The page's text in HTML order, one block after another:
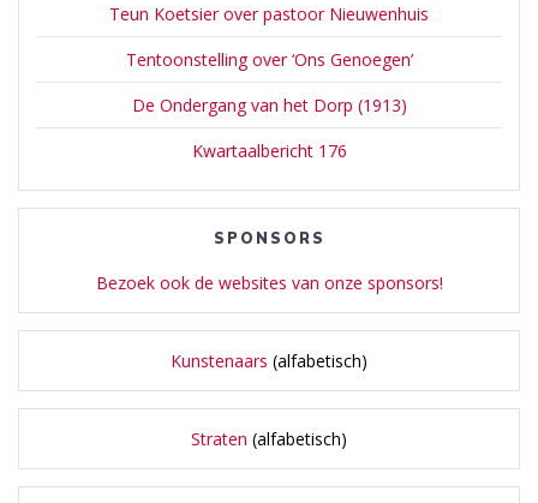
Teun Koetsier over pastoor Nieuwenhuis
Tentoonstelling over ‘Ons Genoegen’
De Ondergang van het Dorp (1913)
Kwartaalbericht 176
SPONSORS
Bezoek ook de websites van onze sponsors!
Kunstenaars (alfabetisch)
Straten (alfabetisch)